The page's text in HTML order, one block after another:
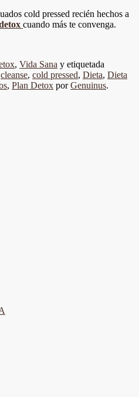
cold pressed recién hechos a
cuando más te convenga.
, Vida Sana y etiquetada
cleanse, cold pressed, Dieta, Dieta
, Plan Detox porGenuinus.